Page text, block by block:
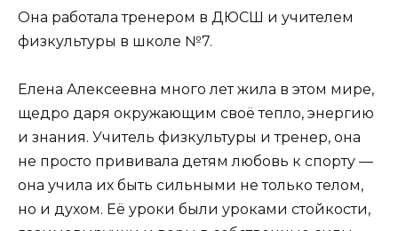
Она работала тренером в ДЮСШ и учителем
физкультуры в школе №7.
Елена Алексеевна много лет жила в этом мире,
щедро даря окружающим своё тепло, энергию
и знания. Учитель физкультуры и тренер, она
не просто прививала детям любовь к спорту —
она учила их быть сильными не только телом,
но и духом. Её уроки были уроками стойкости,